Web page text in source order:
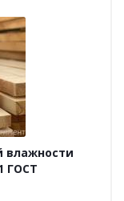
влажности
ГОСТ